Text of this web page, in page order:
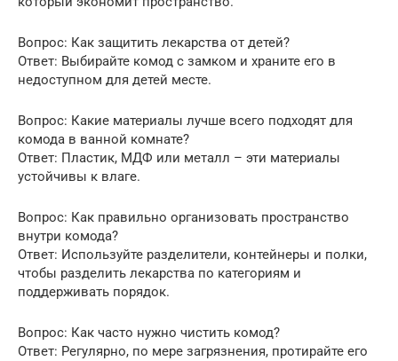
Вопрос: Как защитить лекарства от детей?
Ответ: Выбирайте комод с замком и храните его в
недоступном для детей месте.
Вопрос: Какие материалы лучше всего подходят для
комода в ванной комнате?
Ответ: Пластик, МДФ или металл – эти материалы
устойчивы к влаге.
Вопрос: Как правильно организовать пространство
внутри комода?
Ответ: Используйте разделители, контейнеры и полки,
чтобы разделить лекарства по категориям и
поддерживать порядок.
Вопрос: Как часто нужно чистить комод?
Ответ: Регулярно, по мере загрязнения, протирайте его